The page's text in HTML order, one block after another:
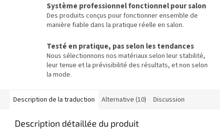
Système professionnel fonctionnel pour salon
Des produits conçus pour fonctionner ensemble de
manière fiable dans la pratique réelle en salon.
Testé en pratique, pas selon les tendances
Nous sélectionnons nos matériaux selon leur stabilité,
leur tenue et la prévisibilité des résultats, et non selon
la mode.
Description de la traduction Alternative (10) Discussion
Description détaillée du produit